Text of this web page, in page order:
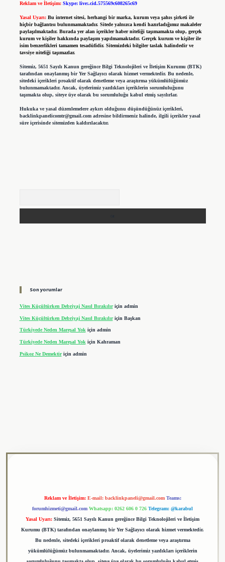
Reklam ve İletişim: Skype: live:.cid.575569c608265c69
Yasal Uyarı: Bu internet sitesi, herhangi bir marka, kurum veya şahıs şirketi ile
hiçbir bağlantısı bulunmamaktadır. Sitede yalnızca kendi hazırladığımız makaleler
paylaşılmaktadır. Burada yer alan içerikler haber niteliği taşımamakta olup, gerçek
kurum ve kişiler hakkında paylaşım yapılmamaktadır. Gerçek kurum ve kişiler ile
isim benzerlikleri tamamen tesadüfidir. Sitemizdeki bilgiler taslak halindedir ve
tavsiye niteliği taşımazlar.
Sitemiz, 5651 Sayılı Kanun gereğince Bilgi Teknolojileri ve İletişim Kurumu (BTK)
tarafından onaylanmış bir Yer Sağlayıcı olarak hizmet vermektedir. Bu nedenle,
sitedeki içerikleri proaktif olarak denetleme veya araştırma yükümlülüğümüz
bulunmamaktadır. Ancak, üyelerimiz yazdıkları içeriklerin sorumluluğunu
taşımakta olup, siteye üye olarak bu sorumluluğu kabul etmiş sayılırlar.
Hukuka ve yasal düzenlemelere aykırı olduğunu düşündüğünüz içerikleri,
backlinkpanelicomtr@gmail.comadresine bildirmeniz halinde, ilgili içerikler yasal
süre içerisinde sitemizden kaldırılacaktır.
Son yorumlar
Vites Küçültürken Debriyaj Nasıl Bırakılıriçin admin
Vites Küçültürken Debriyaj Nasıl Bırakılıriçin Başkan
Türkiyede Neden Mareşal Yokiçin admin
Türkiyede Neden Mareşal Yok için Kahraman
Psikoz Ne Demektiriçin admin
Reklam ve İletişim: E-mail: backlinkpaneli@gmail.com Teams:
forumhizmeti@gmail.com Whatsapp: 0262 606 0 726 Telegram: @karabul
Yasal Uyarı: Sitemiz, 5651 Sayılı Kanun gereğince Bilgi Teknolojileri ve İletişim
Kurumu (BTK) tarafından onaylanmış bir Yer Sağlayıcı olarak hizmet vermektedir.
Bu nedenle, sitedeki içerikleri proaktif olarak denetleme veya araştırma
yükümlülüğümüz bulunmamaktadır. Ancak, üyelerimiz yazdıkları içeriklerin